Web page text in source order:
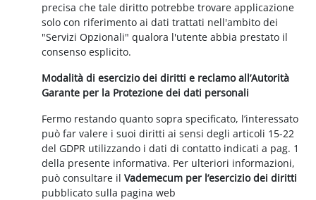
precisa che tale diritto potrebbe trovare applicazione
solo con riferimento ai dati trattati nell'ambito dei
"Servizi Opzionali" qualora l'utente abbia prestato il
consenso esplicito.
Modalità di esercizio dei diritti e reclamo all’Autorità
Garante per la Protezione dei dati personali
Fermo restando quanto sopra specificato, l’interessato
può far valere i suoi diritti ai sensi degli articoli 15-22
del GDPR utilizzando i dati di contatto indicati a pag. 1
della presente informativa. Per ulteriori informazioni,
può consultare ilVademecum per l’esercizio dei diritti
pubblicato sulla pagina web